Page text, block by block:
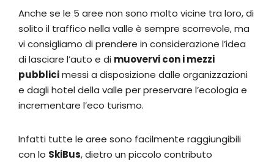
Anche se le 5 aree non sono molto vicine tra loro, di
solito il traffico nella valle è sempre scorrevole, ma
vi consigliamo di prendere in considerazione l’idea
di lasciare l’auto e di muovervi con i mezzi
pubblicimessi a disposizione dalle organizzazioni
e dagli hotel della valle per preservare l’ecologia e
incrementare l’eco turismo.
Infatti tutte le aree sono facilmente raggiungibili
con lo SkiBus, dietro un piccolo contributo